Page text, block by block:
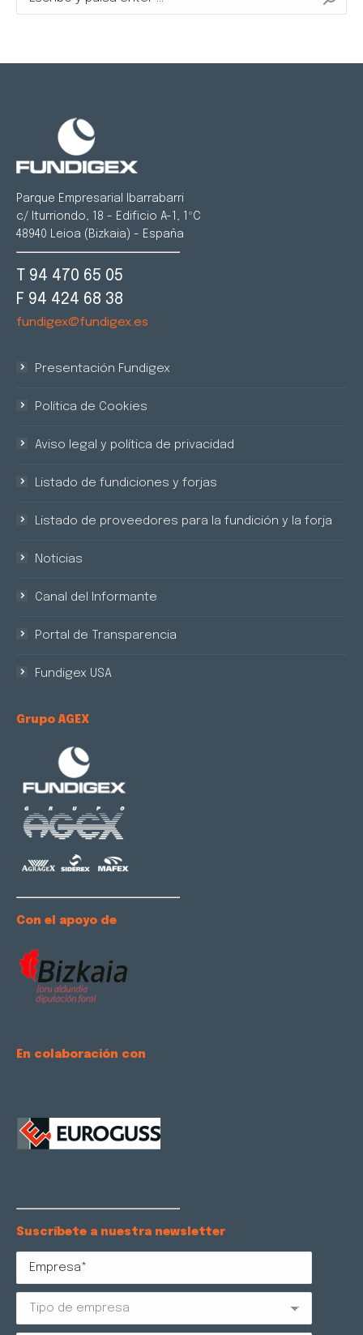
Parque Empresarial Ibarrabarri
c/ Iturriondo, 18 - Edificio A-1, 1ºC
48940 Leioa (Bizkaia) - España
T 94 470 65 05
F 94 424 68 38
fundigex@fundigex.es
Presentación Fundigex
Política de Cookies
Aviso legal y política de privacidad
Listado de fundiciones y forjas
Listado de proveedores para la fundición y la forja
Noticias
Canal del Informante
Portal de Transparencia
Fundigex USA
Grupo AGEX
Con el apoyo de
En colaboración con
Suscríbete a nuestra newsletter